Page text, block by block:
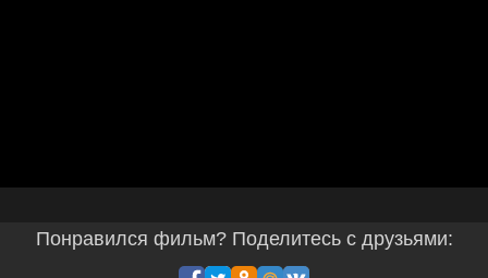
Понравился фильм? Поделитесь с друзьями: